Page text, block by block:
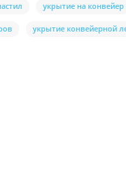
укрытие на конвейер
укрытие конвейерной